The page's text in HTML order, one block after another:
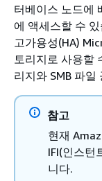
터베이스 노드에
에 액세스할 수
고가용성(HA)
토리지로 사용할
리지와 SMB 파
참고
현재
IFI(인스턴
니다.